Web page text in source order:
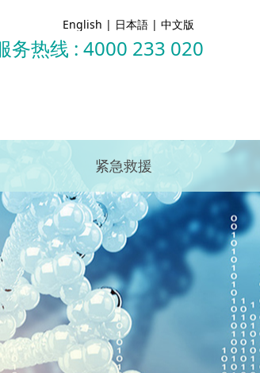
务热线 : 4000 233 020
紧急救援
English | 日本語 | 中文版